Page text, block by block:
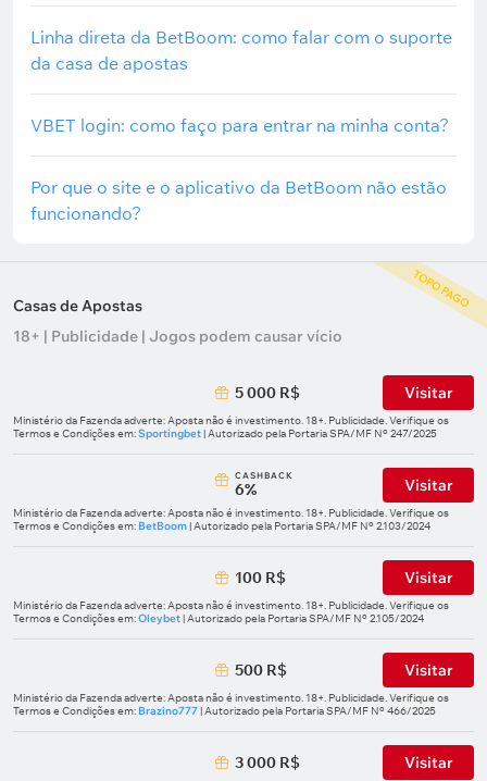
Linha direta da BetBoom: como falar com o suporte
da casa de apostas
VBET login: como faço para entrar na minha conta?
Por que o site e o aplicativo da BetBoom não estão
funcionando?
TOPO PAGO
Casas de Apostas
18+ | Publicidade | Jogos podem causar vício
5 000 R$ Visitar
Ministério da Fazenda adverte: Aposta não é investimento. 18+. Publicidade. Verifique os
Termos e Condições em:Sportingbet| Autorizado pela Portaria SPA/MF Nº 247/2025
СASHBACK
6% Visitar
Ministério da Fazenda adverte: Aposta não é investimento. 18+. Publicidade. Verifique os
Termos e Condições em: BetBoom| Autorizado pela Portaria SPA/MF Nº 2.103/2024
100 R$ Visitar
Ministério da Fazenda adverte: Aposta não é investimento. 18+. Publicidade. Verifique os
Termos e Condições em:Oleybet| Autorizado pela Portaria SPA/MF Nº 2.105/2024
500 R$ Visitar
Ministério da Fazenda adverte: Aposta não é investimento. 18+. Publicidade. Verifique os
Termos e Condições em: Brazino777| Autorizado pela Portaria SPA/MF Nº 466/2025
3 000 R$ Visitar